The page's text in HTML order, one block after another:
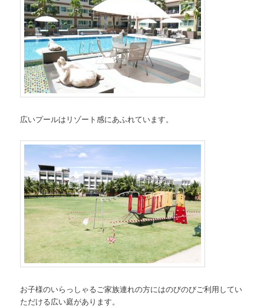
広いプールはリゾート感にあふれています。
お子様のいらっしゃるご家族連れの方にはのびのびご利用してい
ただける広い庭があります。